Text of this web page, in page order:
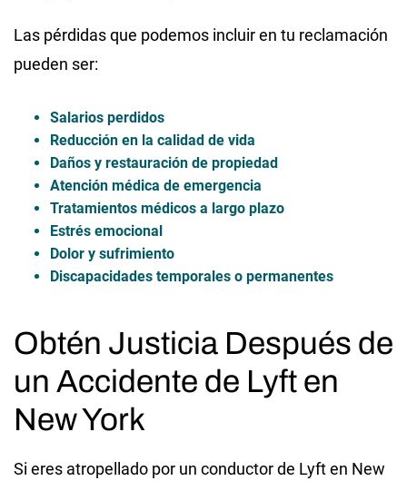
Las pérdidas que podemos incluir en tu reclamación
pueden ser:
Salarios perdidos
Reducción en la calidad de vida
Daños y restauración de propiedad
Atención médica de emergencia
Tratamientos médicos a largo plazo
Estrés emocional
Dolor y sufrimiento
Discapacidades temporales o permanentes
Obtén Justicia Después de
un Accidente de Lyft en
New York
Si eres atropellado por un conductor de Lyft en New